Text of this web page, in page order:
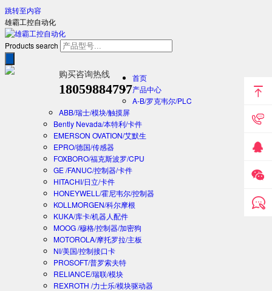
跳转至内容
雄霸工控自动化
Products search
购买咨询热线
18059884797
首页
产品中心
A-B/罗克韦尔/PLC
ABB/瑞士/模块/触摸屏
Bently Nevada/本特利/卡件
EMERSON OVATION/艾默生
EPRO/德国/传感器
FOXBORO/福克斯波罗/CPU
GE /FANUC/控制器/卡件
HITACHI/日立/卡件
HONEYWELL/霍尼韦尔/控制器
KOLLMORGEN/科尔摩根
KUKA/库卡/机器人配件
MOOG /穆格/控制器/加密狗
MOTOROLA/摩托罗拉/主板
NI/美国/控制接口卡
PROSOFT/普罗索夫特
RELIANCE/瑞联/模块
REXROTH /力士乐/模块驱动器